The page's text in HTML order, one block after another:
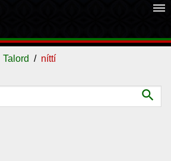
dehaze
Talord níttí
search